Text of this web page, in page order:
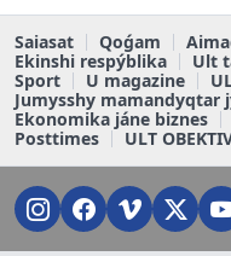
Saiasat Qoǵam
Ekinshi respýblika
Ult
Sport
U magazine
Jumysshy mamandyqtar
Ekonomika jáne biznes
Posttimes
ULT